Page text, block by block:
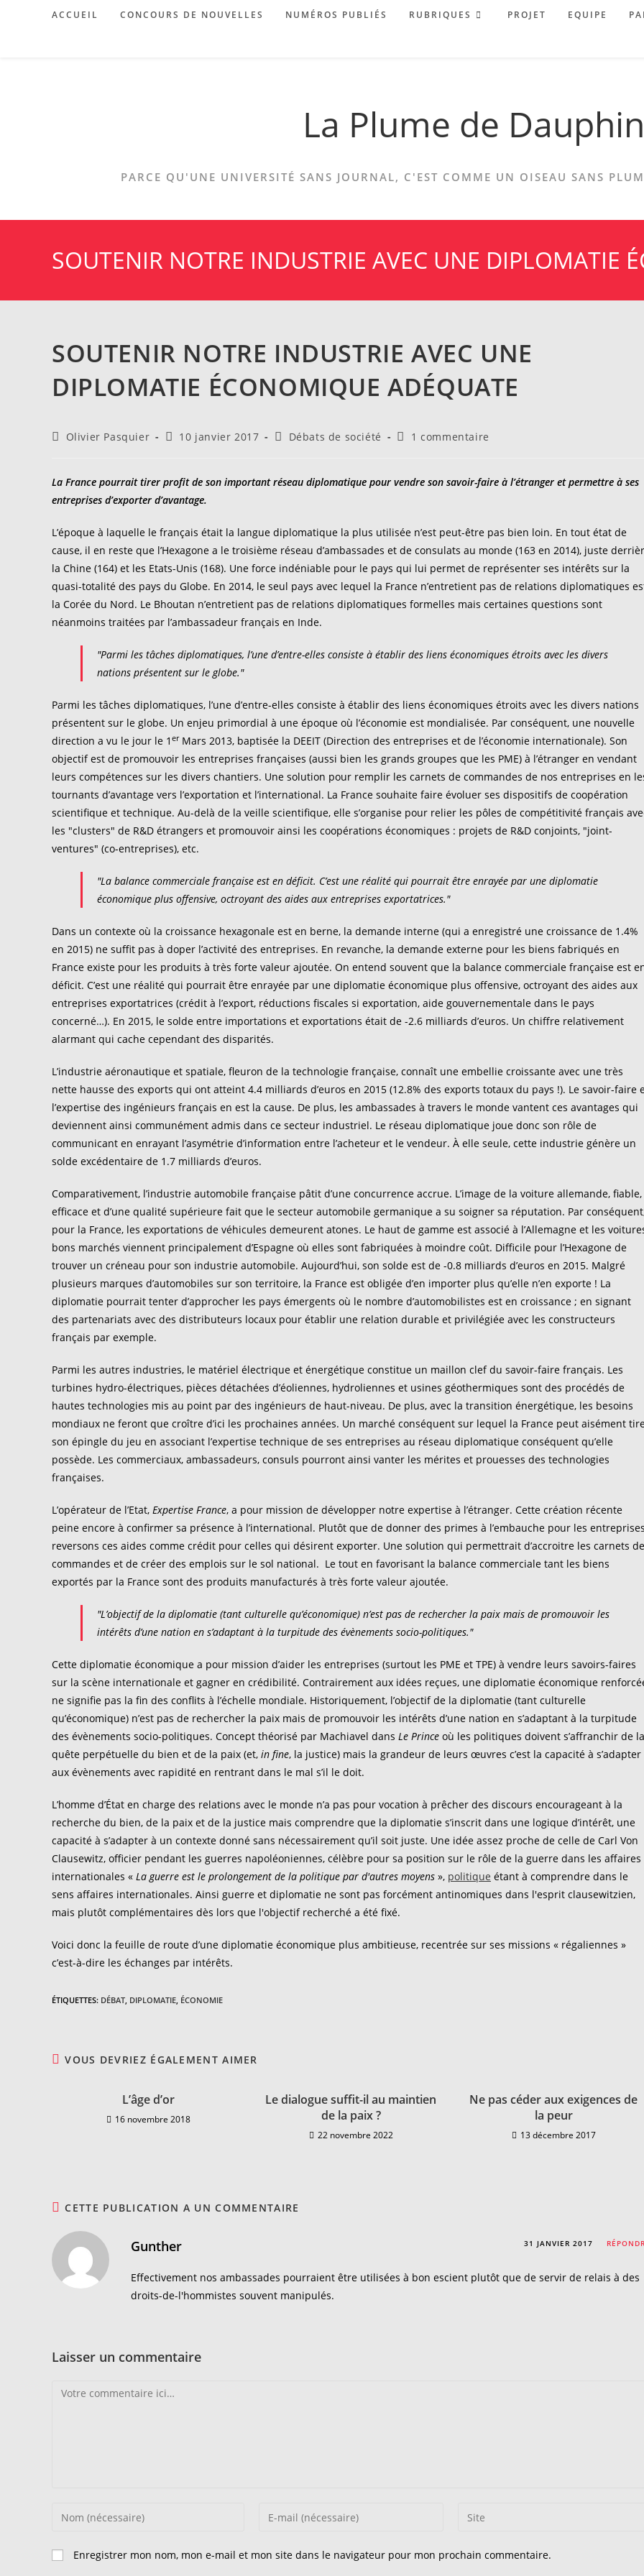
ACCUEIL CONCOURS DE NOUVELLES NUMÉROS PUBLIÉS RUBRIQUES PROJET EQUIPE
La Plume de
PARCE QU'UNE UNIVERSITÉ SANS JOURNAL, C'EST COMME UN OISEAU SANS
SOUTENIR NOTRE INDUSTRIE AVEC UNE DIPLOMATIE
SOUTENIR NOTRE INDUSTRIE AVEC UNE
DIPLOMATIE ÉCONOMIQUE ADÉQUATE
Auteur/autrice
publication :
Olivier Pasquier
Publication
10 janvier 2017
PostDébats de société
Commentaires
publication :
1 commentaire
La France pourrait tirer profit de son important réseau diplomatique pour vendre son savoir-faire à l’étranger et permettre à ses
entreprises d’exporter d’avantage.
L’époque à laquelle le français était la langue diplomatique la plus utilisée n’est peut-être pas bien loin. En tout état de
cause, il en reste que l’Hexagone a le troisième réseau d’ambassades et de consulats au monde (163 en 2014), juste
la Chine (164) et les Etats-Unis (168). Une force indéniable pour le pays qui lui permet de représenter ses intérêts sur la
quasi-totalité des pays du Globe. En 2014, le seul pays avec lequel la France n’entretient pas de relations diplomatiques
la Corée du Nord. Le Bhoutan n’entretient pas de relations diplomatiques formelles mais certaines questions sont
néanmoins traitées par l’ambassadeur français en Inde.
"Parmi les tâches diplomatiques, l’une d’entre-elles consiste à établir des liens économiques étroits avec les divers
nations présentent sur le globe."
Parmi les tâches diplomatiques, l’une d’entre-elles consiste à établir des liens économiques étroits avec les divers nations
présentent sur le globe. Un enjeu primordial à une époque où l’économie est mondialisée. Par conséquent, une nouvelle
direction a vu le jour le 1 erMars 2013, baptisée la DEEIT (Direction des entreprises et de l’économie internationale). Son
objectif est de promouvoir les entreprises françaises (aussi bien les grands groupes que les PME) à l’étranger en vendant
leurs compétences sur les divers chantiers. Une solution pour remplir les carnets de commandes de nos entreprises en
tournants d’avantage vers l’exportation et l’international. La France souhaite faire évoluer ses dispositifs de coopération
scientifique et technique. Au-delà de la veille scientifique, elle s’organise pour relier les pôles de compétitivité français
les "clusters" de R&D étrangers et promouvoir ainsi les coopérations économiques : projets de R&D conjoints, "joint-
ventures" (co-entreprises), etc.
"La balance commerciale française est en déficit. C’est une réalité qui pourrait être enrayée par une diplomatie
économique plus offensive, octroyant des aides aux entreprises exportatrices."
Dans un contexte où la croissance hexagonale est en berne, la demande interne (qui a enregistré une croissance de 1.4%
en 2015) ne suffit pas à doper l’activité des entreprises. En revanche, la demande externe pour les biens fabriqués en
France existe pour les produits à très forte valeur ajoutée. On entend souvent que la balance commerciale française est
déficit. C’est une réalité qui pourrait être enrayée par une diplomatie économique plus offensive, octroyant des aides aux
entreprises exportatrices (crédit à l’export, réductions fiscales si exportation, aide gouvernementale dans le pays
concerné…). En 2015, le solde entre importations et exportations était de -2.6 milliards d’euros. Un chiffre relativement
alarmant qui cache cependant des disparités.
L’industrie aéronautique et spatiale, fleuron de la technologie française, connaît une embellie croissante avec une très
nette hausse des exports qui ont atteint 4.4 milliards d’euros en 2015 (12.8% des exports totaux du pays !). Le savoir-faire
l’expertise des ingénieurs français en est la cause. De plus, les ambassades à travers le monde vantent ces avantages qui
deviennent ainsi communément admis dans ce secteur industriel. Le réseau diplomatique joue donc son rôle de
communicant en enrayant l’asymétrie d’information entre l’acheteur et le vendeur. À elle seule, cette industrie génère un
solde excédentaire de 1.7 milliards d’euros.
Comparativement, l’industrie automobile française pâtit d’une concurrence accrue. L’image de la voiture allemande, fiable,
efficace et d’une qualité supérieure fait que le secteur automobile germanique a su soigner sa réputation. Par
pour la France, les exportations de véhicules demeurent atones. Le haut de gamme est associé à l’Allemagne et les
bons marchés viennent principalement d’Espagne où elles sont fabriquées à moindre coût. Difficile pour l’Hexagone de
trouver un créneau pour son industrie automobile. Aujourd’hui, son solde est de -0.8 milliards d’euros en 2015. Malgré
plusieurs marques d’automobiles sur son territoire, la France est obligée d’en importer plus qu’elle n’en exporte ! La
diplomatie pourrait tenter d’approcher les pays émergents où le nombre d’automobilistes est en croissance ; en signant
des partenariats avec des distributeurs locaux pour établir une relation durable et privilégiée avec les constructeurs
français par exemple.
Parmi les autres industries, le matériel électrique et énergétique constitue un maillon clef du savoir-faire français. Les
turbines hydro-électriques, pièces détachées d’éoliennes, hydroliennes et usines géothermiques sont des procédés de
hautes technologies mis au point par des ingénieurs de haut-niveau. De plus, avec la transition énergétique, les besoins
mondiaux ne feront que croître d’ici les prochaines années. Un marché conséquent sur lequel la France peut aisément
son épingle du jeu en associant l’expertise technique de ses entreprises au réseau diplomatique conséquent qu’elle
possède. Les commerciaux, ambassadeurs, consuls pourront ainsi vanter les mérites et prouesses des technologies
françaises.
L’opérateur de l’Etat, Expertise France, a pour mission de développer notre expertise à l’étranger. Cette création récente
peine encore à confirmer sa présence à l’international. Plutôt que de donner des primes à l’embauche pour les
reversons ces aides comme crédit pour celles qui désirent exporter. Une solution qui permettrait d’accroitre les carnets de
commandes et de créer des emplois sur le sol national. Le tout en favorisant la balance commerciale tant les biens
exportés par la France sont des produits manufacturés à très forte valeur ajoutée.
"L’objectif de la diplomatie (tant culturelle qu’économique) n’est pas de rechercher la paix mais de promouvoir les
intérêts d’une nation en s’adaptant à la turpitude des évènements socio-politiques."
Cette diplomatie économique a pour mission d’aider les entreprises (surtout les PME et TPE) à vendre leurs savoirs-faires
sur la scène internationale et gagner en crédibilité. Contrairement aux idées reçues, une diplomatie économique
ne signifie pas la fin des conflits à l’échelle mondiale. Historiquement, l’objectif de la diplomatie (tant culturelle
qu’économique) n’est pas de rechercher la paix mais de promouvoir les intérêts d’une nation en s’adaptant à la turpitude
des évènements socio-politiques. Concept théorisé par Machiavel dans Le Prince où les politiques doivent s’affranchir de la
quête perpétuelle du bien et de la paix (et, in fine, la justice) mais la grandeur de leurs œuvres c’est la capacité à s’adapter
aux évènements avec rapidité en rentrant dans le mal s’il le doit.
L’homme d’État en charge des relations avec le monde n’a pas pour vocation à prêcher des discours encourageant à la
recherche du bien, de la paix et de la justice mais comprendre que la diplomatie s’inscrit dans une logique d’intérêt, une
capacité à s’adapter à un contexte donné sans nécessairement qu’il soit juste. Une idée assez proche de celle de Carl Von
Clausewitz, officier pendant les guerres napoléoniennes, célèbre pour sa position sur le rôle de la guerre dans les affaires
internationales « La guerre est le prolongement de la politique par d'autres moyens », politique étant à comprendre dans le
sens affaires internationales. Ainsi guerre et diplomatie ne sont pas forcément antinomiques dans l'esprit clausewitzien,
mais plutôt complémentaires dès lors que l'objectif recherché a été fixé.
Voici donc la feuille de route d’une diplomatie économique plus ambitieuse, recentrée sur ses missions « régaliennes »
c’est-à-dire les échanges par intérêts.
ÉTIQUETTES: DÉBAT, DIPLOMATIE, ÉCONOMIE
VOUS DEVRIEZ ÉGALEMENT AIMER
L’âge d’or
16 novembre 2018
Le dialogue suffit-il au maintien
de la paix ?
22 novembre 2022
Ne pas céder aux exigences de
la peur
13 décembre 2017
CETTE PUBLICATION A UN COMMENTAIRE
Gunther 31 JANVIER 2017
Effectivement nos ambassades pourraient être utilisées à bon escient plutôt que de servir de relais à des
droits-de-l'hommistes souvent manipulés.
Laisser un commentaire
Comment
Enter
name
or
Enter
Saisir
Enregistrer mon nom, mon e-mail et mon site dans le navigateur pour mon prochain commentaire.